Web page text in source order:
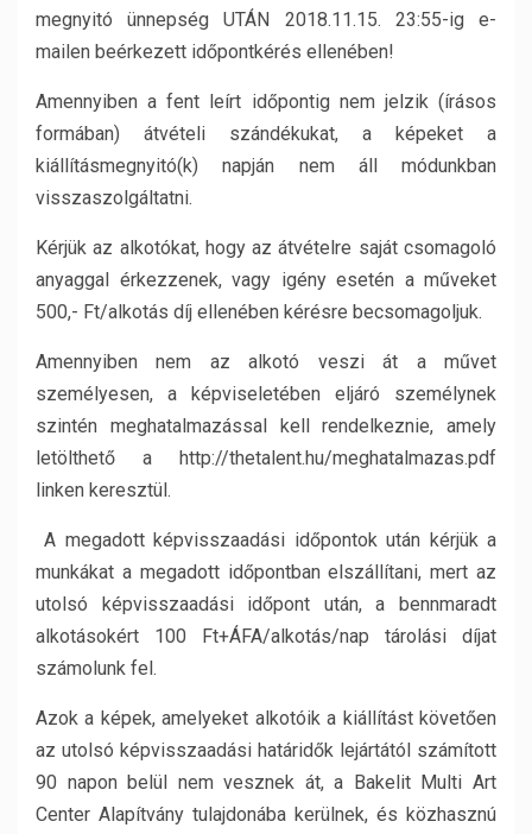
megnyitó ünnepség UTÁN 2018.11.15. 23:55-ig e-
mailen beérkezett időpontkérés ellenében!
Amennyiben a fent leírt időpontig nem jelzik (írásos
formában) átvételi szándékukat, a képeket a
kiállításmegnyitó(k) napján nem áll módunkban
visszaszolgáltatni.
Kérjük az alkotókat, hogy az átvételre saját csomagoló
anyaggal érkezzenek, vagy igény esetén a műveket
500,- Ft/alkotás díj ellenében kérésre becsomagoljuk.
Amennyiben nem az alkotó veszi át a művet
személyesen, a képviseletében eljáró személynek
szintén meghatalmazással kell rendelkeznie, amely
letölthető a http://thetalent.hu/meghatalmazas.pdf
linken keresztül.
A megadott képvisszaadási időpontok után kérjük a
munkákat a megadott időpontban elszállítani, mert az
utolsó képvisszaadási időpont után, a bennmaradt
alkotásokért 100 Ft+ÁFA/alkotás/nap tárolási díjat
számolunk fel.
Azok a képek, amelyeket alkotóik a kiállítást követően
az utolsó képvisszaadási határidők lejártától számított
90 napon belül nem vesznek át, a Bakelit Multi Art
Center Alapítvány tulajdonába kerülnek, és közhasznú